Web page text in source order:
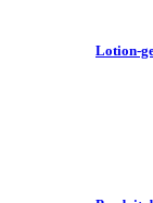
Lotion-